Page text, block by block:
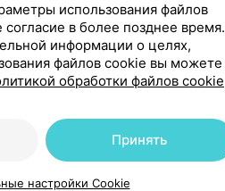
использования файлов
в более позднее время.
информации о целях,
файлов cookie вы можете
обработки файлов cookie
Принять
настройки Cookie